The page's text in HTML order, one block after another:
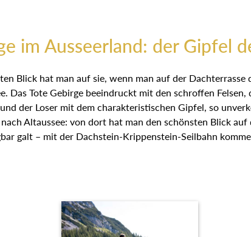
im Ausseerland: der Gipfel
Blick hat man auf sie, wenn man auf der
Das Tote Gebirge beeindruckt mit den schroffen
der Loser mit dem charakteristischen Gipfel, so
Altaussee: von dort hat man den schönsten Blick
galt – mit der Dachstein-Krippenstein-Seilbahn